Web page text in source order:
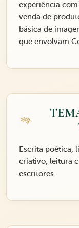
experiência
venda de
básica de
que envolvam
Escrita poética,
criativo, leitura
escritores.